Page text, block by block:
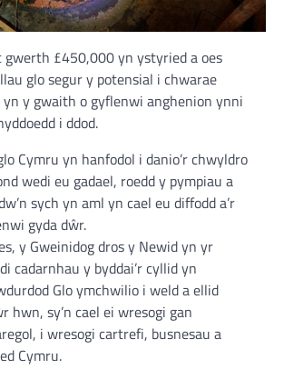
gwerth £450,000 yn ystyried a oes
glo segur y potensial i chwarae
y gwaith o gyflenwi anghenion ynni
i ddod.
Cymru yn hanfodol i danio’r chwyldro
wedi eu gadael, roedd y pympiau a
sych yn aml yn cael eu diffodd a’r
gyda dŵr.
y Gweinidog dros y Newid yn yr
cadarnhau y byddai’r cyllid yn
Glo ymchwilio i weld a ellid
hwn, sy’n cael ei wresogi gan
i wresogi cartrefi, busnesau a
Cymru.